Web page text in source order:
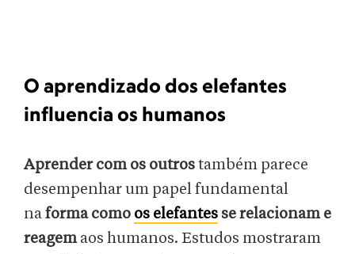
O aprendizado dos elefantes
influencia os humanos
Aprender com os outrostambém parece
desempenhar um papel fundamental
naforma como os elefantes se relacionam e
reagemaos humanos. Estudos mostraram